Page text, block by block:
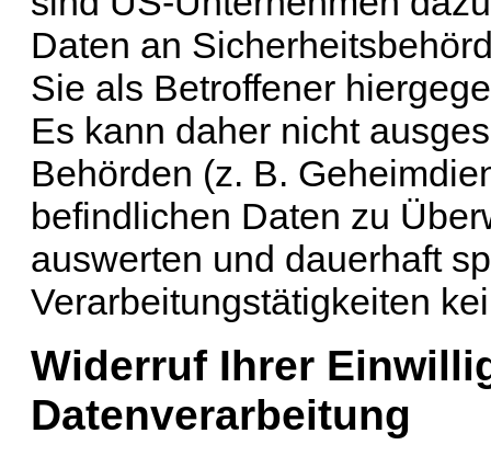
Daten an
Sie als Betroffener
Es kann daher nicht
Behörden (z. B.
befindlichen Daten zu
auswerten und dauerhaft
Verarbeitungstätigkeiten
Widerruf Ihrer
Datenverarbeitung